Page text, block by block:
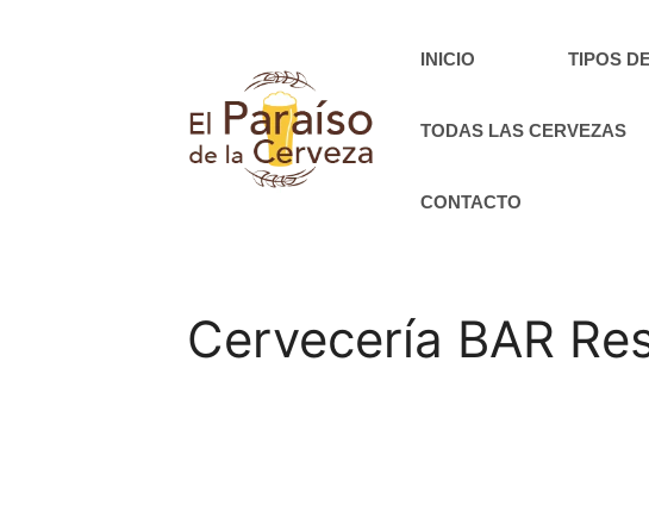
INICIO TIPOS
TODAS LAS CERVEZAS
CONTACTO
Cervecería BAR